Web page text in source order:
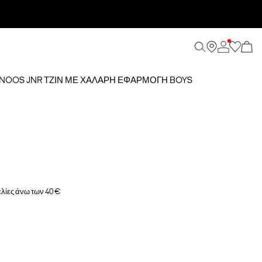
NOOS JNR ΤΖΙΝ ΜΕ ΧΑΛΑΡΉ ΕΦΑΡΜΟΓΉ BOYS
άνω των 40 €